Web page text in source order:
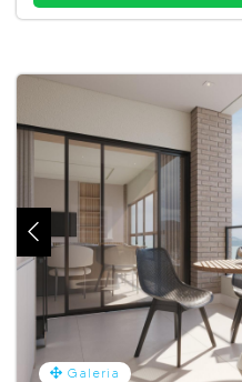
Galeria